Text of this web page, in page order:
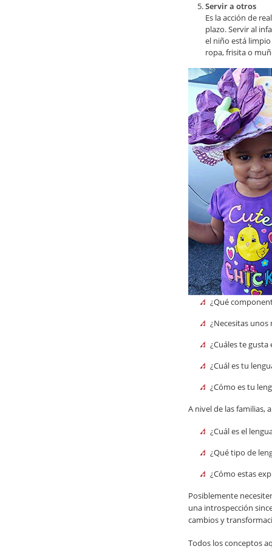
Servir a otros
Es la acción de
plazo. Servir al
el niño está
ropa, frisita o
¿Qué
¿Necesitas unos
¿Cuáles te
¿Cuál es tu
¿Cómo es tu
A nivel de las familias,
¿Cuál es el
¿Qué tipo de
¿Cómo estas
Posiblemente
una introspección
cambios y
Todos los conceptos